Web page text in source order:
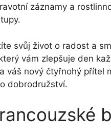
⁣záznamy a
svůj život o radost ‍a
vám ​zlepšuje den
váš nový čtyřnohý přítel
dobrodružství.